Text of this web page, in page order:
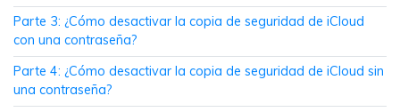
MobileTrans App
Transfiere datos del teléfono, de
WhatsApp y archivos entre dispositivos
󠀰Parte 3: ¿Cómo desactivar la copia de seguridad de iCloud
con una contraseña?󠀲󠀡󠀠󠀥󠀩󠀧󠀣󠀠󠀩󠀳
󠀰Parte 4: ¿Cómo desactivar la copia de seguridad de iCloud sin
una contraseña?󠀲󠀡󠀠󠀥󠀩󠀧󠀣󠀡󠀠󠀳